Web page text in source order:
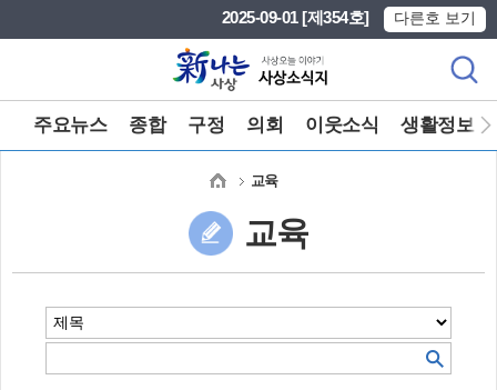
2025-09-01 [제354호] 다른호 보기
주요뉴스 종합 구정 의회 이웃소식 생활정보
교육
교육